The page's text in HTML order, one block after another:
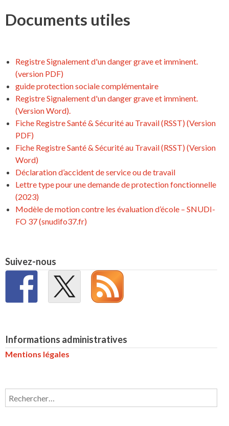
Documents utiles
Registre Signalement d'un danger grave et imminent.
(version PDF)
guide protection sociale complémentaire
Registre Signalement d'un danger grave et imminent.
(Version Word).
Fiche Registre Santé & Sécurité au Travail (RSST) (Version
PDF)
Fiche Registre Santé & Sécurité au Travail (RSST) (Version
Word)
Déclaration d’accident de service ou de travail
Lettre type pour une demande de protection fonctionnelle
(2023)
Modèle de motion contre les évaluation d’école – SNUDI-
FO 37 (snudifo37.fr)
Suivez-nous
Informations administratives
Mentions légales
Rechercher :